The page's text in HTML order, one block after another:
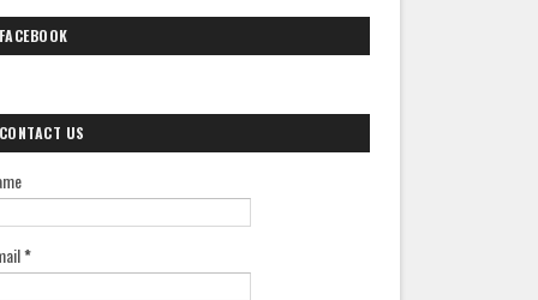
FACEBOOK
CONTACT US
*